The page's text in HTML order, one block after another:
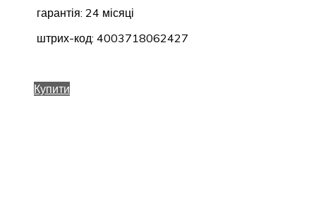
гарантія: 24 місяці
штрих-код: 4003718062427
Купити